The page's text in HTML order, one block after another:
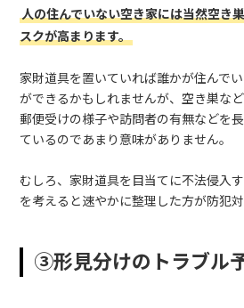
人の住んでいない空き家には当然空き
スクが高まります。
家財道具を置いていれば誰かが住んで
ができるかもしれませんが、空き巣な
郵便受けの様子や訪問者の有無などを
ているのであまり意味がありません。
むしろ、家財道具を目当てに不法侵入
を考えると速やかに整理した方が防犯対
③形見分けのトラブル